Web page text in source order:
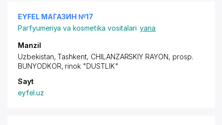
EYFEL МАГАЗИН №17
Parfyumeriya va kosmetika vositalari yana
Manzil
Uzbekistan, Tashkent, CHILANZARSKIY RAYON, prosp.
BUNYODKOR, rinok "DUSTLIK"
Sayt
eyfel.uz